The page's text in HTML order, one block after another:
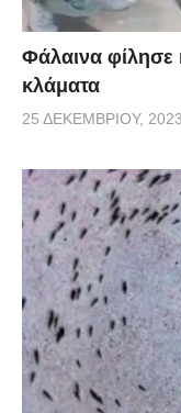
Φάλαινα φίλησε
κλάματα
25 ΔΕΚΕΜΒΡΊΟΥ, 2023